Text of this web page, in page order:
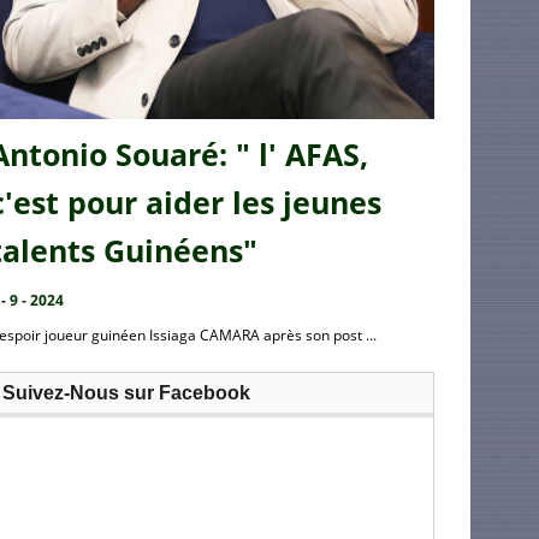
Souaré: " l' AFAS,
pour aider les jeunes
Guinéens"
9 - 2024
joueur guinéen Issiaga CAMARA après son post ...
Suivez-Nous sur Facebook